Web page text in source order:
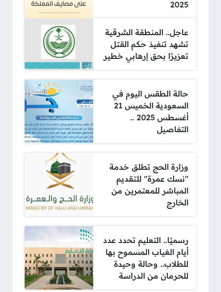
2025
عاجل.. المنطقة الشرقية
تشهد تنفيذ حكم القتل
تعزيرًا بحق إرهابي خطير
حالة الطقس اليوم في
السعودية الخميس 21
أغسطس 2025 ..
التفاصيل
وزارة الحج تطلق خدمة
"نسك عمرة" للتقديم
المباشر للمعتمرين من
الخارج
رسميًا.. التعليم تحدد عدد
أيام الغياب المسموح بها
للطلاب.. وحالة وحيدة
للحرمان من الدراسة